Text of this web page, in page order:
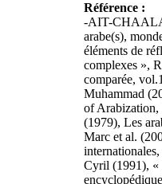
Référence :
-AIT-
arabe(s),
éléments de
complexes »,
comparée,
Muhammad
of
(1979), Les
Marc et al.
Cyril (1991), «